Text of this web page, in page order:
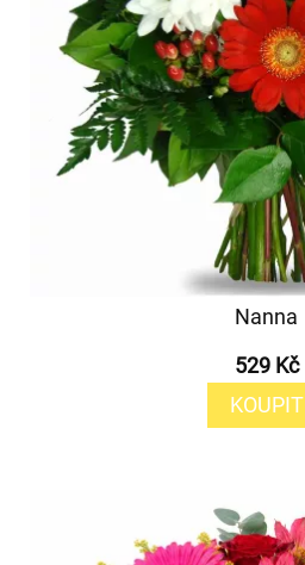
Nanna
529 Kč
KOUPIT